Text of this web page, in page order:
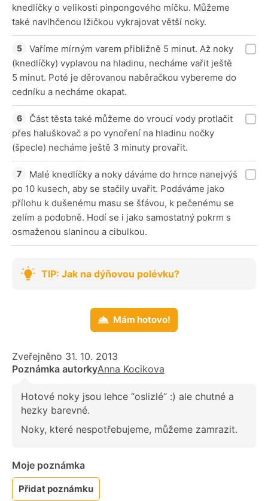
knedlíčky o velikosti pinpongového míčku. Můžeme
také navlhčenou lžičkou vykrajovat větší noky.
Vaříme mírným varem přibližně 5 minut. Až noky
(knedlíčky) vyplavou na hladinu, necháme vařit ještě
5 minut. Poté je děrovanou naběračkou vybereme do
cedníku a necháme okapat.
Část těsta také můžeme do vroucí vody protlačit
přes haluškovač a po vynoření na hladinu nočky
(špecle) necháme ještě 3 minuty provařit.
Malé knedlíčky a noky dáváme do hrnce nanejvýš
po 10 kusech, aby se stačily uvařit. Podáváme jako
přílohu k dušenému masu se šťávou, k pečenému se
zelím a podobně. Hodí se i jako samostatný pokrm s
osmaženou slaninou a cibulkou.
TIP: Jak na dýňovou polévku?
Mám hotovo!
Zveřejněno 31. 10. 2013
Poznámka autorkyAnna Kocikova
Hotové noky jsou lehce “oslizlé“ :) ale chutné a
hezky barevné.
Noky, které nespotřebujeme, můžeme zamrazit.
Moje poznámka
Přidat poznámku